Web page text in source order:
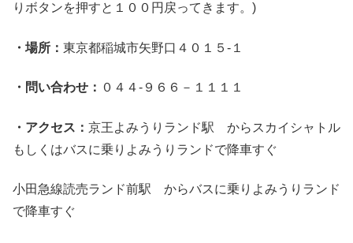
りボタンを押すと１００円戻ってきます。)
・場所： 東京都稲城市矢野口４０１５-１
・問い合わせ： ０４４-９６６－１１１１
・アクセス： 京王よみうりランド駅 からスカイシャトル
もしくはバスに乗りよみうりランドで降車すぐ
小田急線読売ランド前駅 からバスに乗りよみうりランド
で降車すぐ